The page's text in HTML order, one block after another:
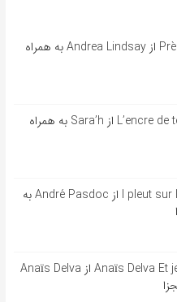
آهنگ فرانسوی Près de toi از Andrea Lindsay به همراه
آهنگ فرانسوی L’encre de tes yeux از Sara’h به همراه
آهنگ فرانسوی l pleut sur la route از André Pasdoc به
آهنگ فرانسوی Anaïs Delva Et je danse از Anaïs Delva